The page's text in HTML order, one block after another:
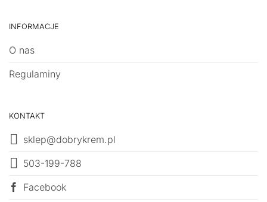
INFORMACJE
O nas
Regulaminy
KONTAKT
sklep@dobrykrem.pl
503-199-788
Facebook